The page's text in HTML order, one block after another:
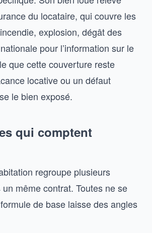
du locataire, qui couvre les
explosion, dégât des
pour l’information sur le
que cette couverture reste
locative ou un défaut
le bien exposé.
qui comptent
regroupe plusieurs
même contrat. Toutes ne se
de base laisse des angles